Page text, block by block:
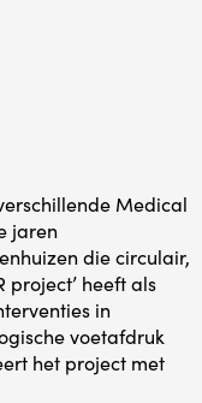
Medical
jaren
die circulair,
project’ heeft als
in
voetafdruk
het project met